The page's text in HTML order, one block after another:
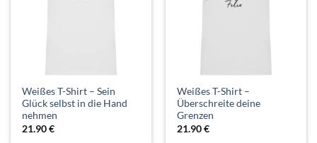
Weißes T-Shirt – Sein
Glück selbst in die Hand
nehmen
21.90€
Weißes T-Shirt –
Überschreite deine
Grenzen
21.90€